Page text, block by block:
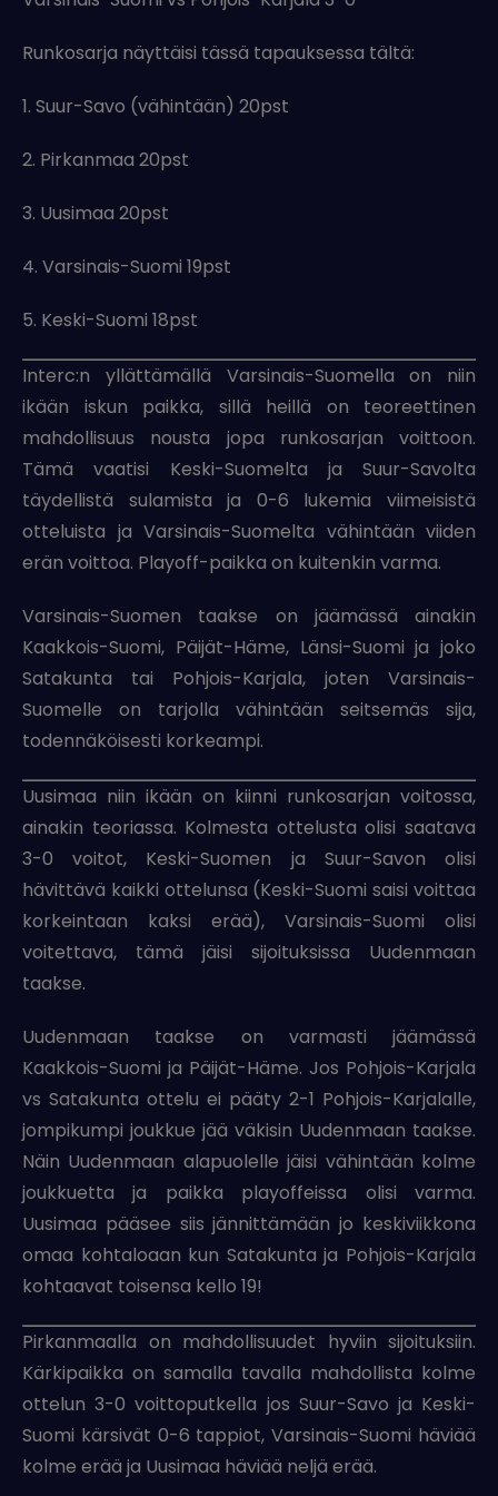
Runkosarja näyttäisi tässä tapauksessa tältä:
1. Suur-Savo (vähintään) 20pst
2. Pirkanmaa 20pst
3. Uusimaa 20pst
4. Varsinais-Suomi 19pst
5. Keski-Suomi 18pst
Interc:n yllättämällä Varsinais-Suomella on niin
ikään iskun paikka, sillä heillä on teoreettinen
mahdollisuus nousta jopa runkosarjan voittoon.
Tämä vaatisi Keski-Suomelta ja Suur-Savolta
täydellistä sulamista ja 0-6 lukemia viimeisistä
otteluista ja Varsinais-Suomelta vähintään viiden
erän voittoa. Playoff-paikka on kuitenkin varma.
Varsinais-Suomen taakse on jäämässä ainakin
Kaakkois-Suomi, Päijät-Häme, Länsi-Suomi ja joko
Satakunta tai Pohjois-Karjala, joten Varsinais-
Suomelle on tarjolla vähintään seitsemäs sija,
todennäköisesti korkeampi.
Uusimaa niin ikään on kiinni runkosarjan voitossa,
ainakin teoriassa. Kolmesta ottelusta olisi saatava
3-0 voitot, Keski-Suomen ja Suur-Savon olisi
hävittävä kaikki ottelunsa (Keski-Suomi saisi voittaa
korkeintaan kaksi erää), Varsinais-Suomi olisi
voitettava, tämä jäisi sijoituksissa Uudenmaan
taakse.
Uudenmaan taakse on varmasti jäämässä
Kaakkois-Suomi ja Päijät-Häme. Jos Pohjois-Karjala
vs Satakunta ottelu ei pääty 2-1 Pohjois-Karjalalle,
jompikumpi joukkue jää väkisin Uudenmaan taakse.
Näin Uudenmaan alapuolelle jäisi vähintään kolme
joukkuetta ja paikka playoffeissa olisi varma.
Uusimaa pääsee siis jännittämään jo keskiviikkona
omaa kohtaloaan kun Satakunta ja Pohjois-Karjala
kohtaavat toisensa kello 19!
Pirkanmaalla on mahdollisuudet hyviin sijoituksiin.
Kärkipaikka on samalla tavalla mahdollista kolme
ottelun 3-0 voittoputkella jos Suur-Savo ja Keski-
Suomi kärsivät 0-6 tappiot, Varsinais-Suomi häviää
kolme erää ja Uusimaa häviää neljä erää.